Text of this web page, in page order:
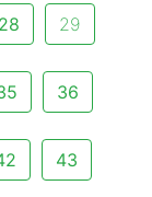
28 29
36
43